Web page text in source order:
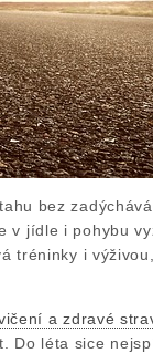
bez
v jídle i pohybu
tréninky i
a zdravé
Do léta sice